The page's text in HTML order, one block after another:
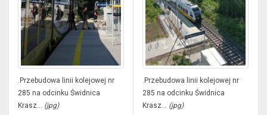
.Przebudowa linii kolejowej nr
285 na odcinku Świdnica
Krasz... (jpg)
.Przebudowa linii kolejowej nr
285 na odcinku Świdnica
Krasz... (jpg)